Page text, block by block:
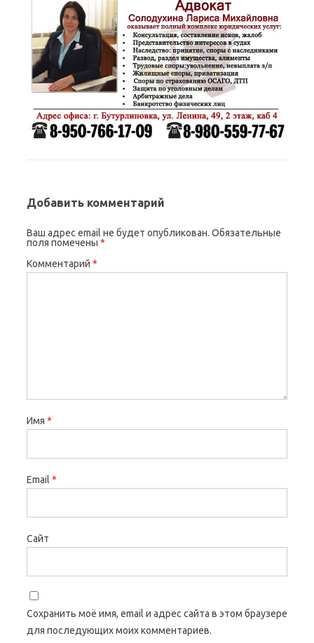
Добавить комментарий
Ваш адрес email не будет опубликован. Обязательные
поля помечены *
Комментарий *
Имя *
Email *
Сайт
Сохранить моё имя, email и адрес сайта в этом браузере
для последующих моих комментариев.